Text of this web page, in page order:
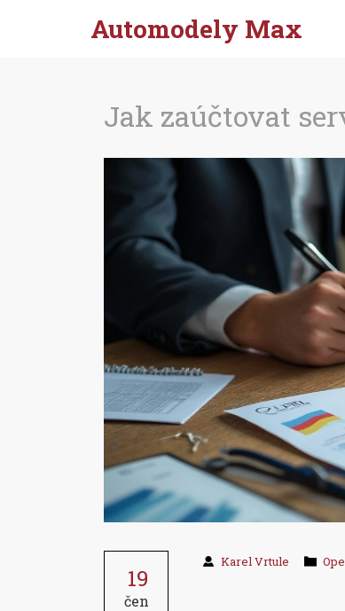
Automodely Max
Jak zaúčtovat
19
čen
Karel Vrtule